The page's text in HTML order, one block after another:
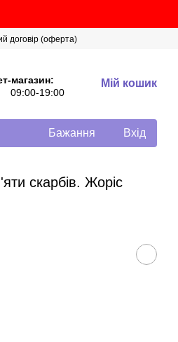
договір (оферта)
магазин:
09:00-19:00
Мій кошик
Бажання Вхід
скарбів. Жоріс